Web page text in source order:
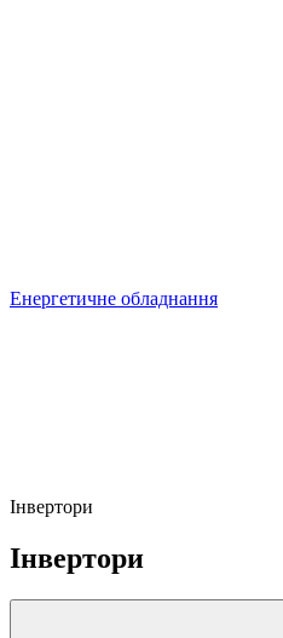
Енергетичне обладнання
Інвертори
Інвертори